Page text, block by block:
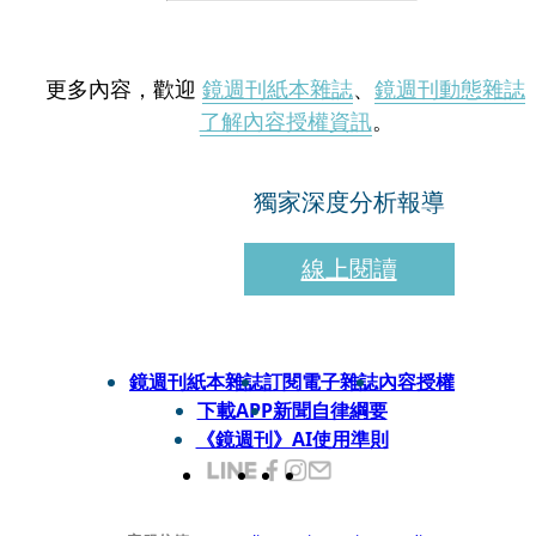
更多內容，歡迎 鏡週刊紙本雜誌、 鏡週刊動態雜誌
了解內容授權資訊。
獨家深度分析報導
線上閱讀
鏡週刊紙本雜誌訂閱電子雜誌內容授權
下載APP新聞自律綱要
《鏡週刊》AI使用準則